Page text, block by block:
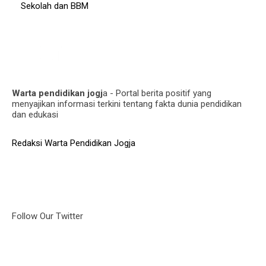
Sekolah dan BBM
Warta pendidikan jogja - Portal berita positif yang
menyajikan informasi terkini tentang fakta dunia pendidikan
dan edukasi
Redaksi Warta Pendidikan Jogja
Follow Our Twitter